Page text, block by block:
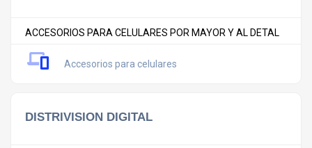
ACCESORIOS PARA CELULARES POR MAYOR Y AL DETAL
Accesorios para celulares
DISTRIVISION DIGITAL